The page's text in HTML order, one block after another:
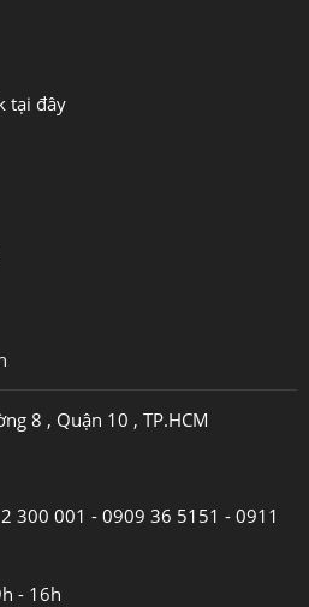
tại đây
8 , Quận 10 , TP.HCM
300 001 - 0909 36 5151 - 0911
- 16h